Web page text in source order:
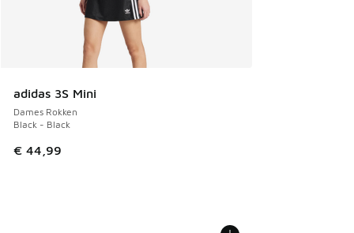
adidas 3S Mini
Dames Rokken
Black - Black
€ 44,99